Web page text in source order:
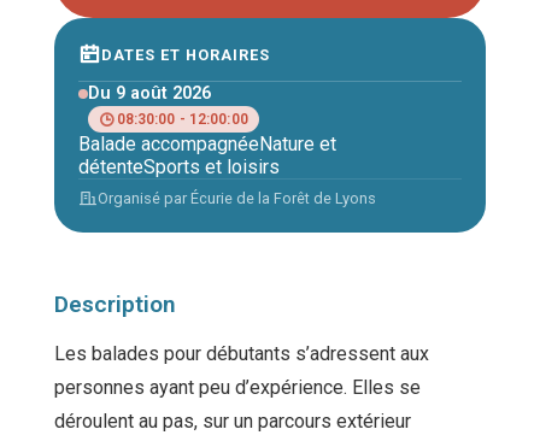
DATES ET HORAIRES
Du 9 août 2026
08:30:00 - 12:00:00
Balade accompagnéeNature et
détenteSports et loisirs
Organisé par Écurie de la Forêt de Lyons
Description
Les balades pour débutants s’adressent aux
personnes ayant peu d’expérience. Elles se
déroulent au pas, sur un parcours extérieur